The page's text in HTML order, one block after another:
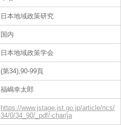
日本地域政策研究
国内
日本地域政策学会
(第34),90-99頁
福嶋幸太郎
https://www.jstage.jst.go.jp/article/ncs/
34/0/34_90/_pdf/-char/ja